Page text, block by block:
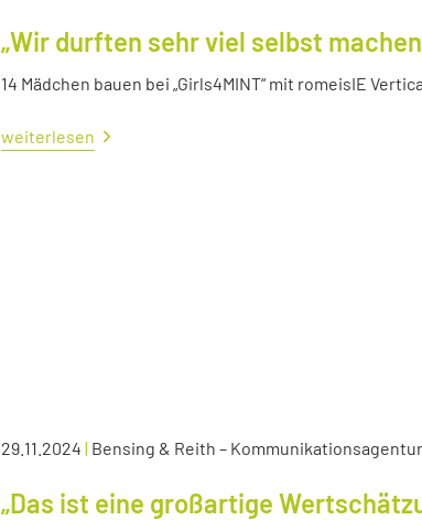
„Wir durften sehr viel selbst
14 Mädchen bauen bei „Girls4MINT“ mit romeisIE
weiterlesen
29.11.2024 | Bensing & Reith – Kommunikationsagentur
„Das ist eine großartige